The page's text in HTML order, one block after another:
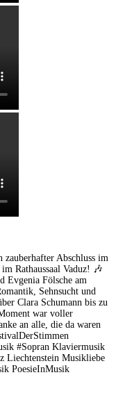
zauberhafter Abschluss im
Rathaussaal Vaduz! 🎶
Evgenia Fölsche am
Sehnsucht und
Clara Schumann bis zu
war voller
an alle, die da waren
#Sopran Klaviermusik
Liechtenstein Musikliebe
PoesieInMusik